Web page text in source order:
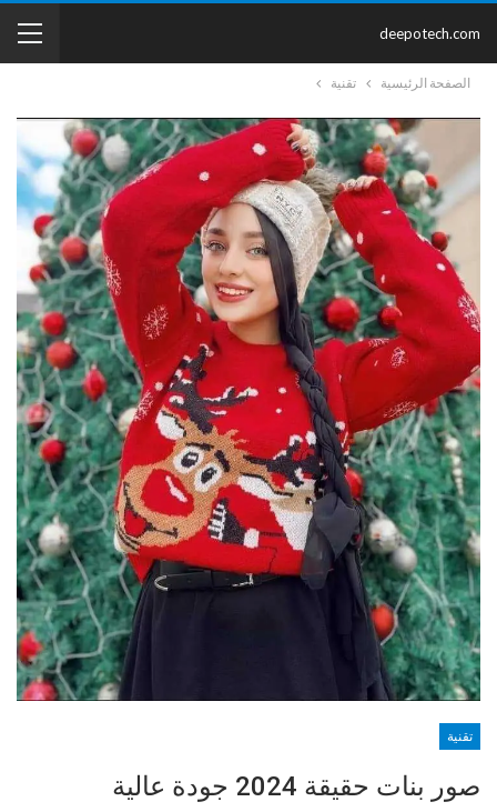
deepotech.com
الصفحة الرئيسية تقنية
تقنية
صور بنات حقيقة 2024 جودة عالية